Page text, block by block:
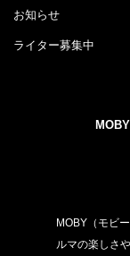
お知らせ
ライター募集中
MOBY（モビ
ルマの楽しさ